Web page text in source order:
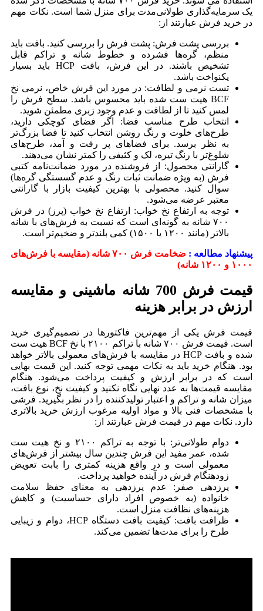
یک سرمایه‌گذاری طولانی‌مدت برای منزل شما است. نکات مهم
در خرید فرش عبارتند از:
بررسی پشت فرش: پشت فرش را بررسی کنید. بافت باید
منظم، گره‌ها فشرده و خطوط شانه و تراکم قابل
تشخیص باشند. در این فرش، بافت HCP باید بسیار
یکنواخت باشد.
تست نرمی و لطافت: در مورد این فرش خاص، نرمی نخ
BCF هیت ست شده باید محسوس باشد. سطح فرش را
لمس کنید تا از لطافت و عدم وجود زبری مطمئن شوید.
انتخاب طرح مناسب فضا: اگر فضای کوچکی دارید،
طرح‌های خلوت و رنگ روشن انتخاب کنید تا فضا بزرگ‌تر
به نظر برسد. برای فضاهای پر رفت و آمد، طرح‌های
شلوغ‌تر با رنگ تیره، لک و کثیفی را کمتر نشان می‌دهند.
گارانتی محصول: از فروشنده در مورد ضمانت‌نامه کتبی
فرش (به ویژه ضمانت ثبات رنگ و عدم گسستگی گره‌ها)
سوال کنید. محصولی با بهترین کیفیت بازار با گارانتی
معتبر عرضه می‌شود.
توجه به ارتفاع نخ خواب: ارتفاع نخ خواب (پرز) در فرش
۷۰۰ شانه به گونه‌ای است که نسبت به فرش‌های با شانه
بالاتر (مانند ۱۲۰۰ یا ۱۵۰۰) کمی بلندتر و ضخیم‌تر است.
پیشنهاد مطالعه :
ضخامت فرش ۷۰۰ شانه (مقایسه با فرش‌های
۱۰۰۰ و ۱۲۰۰ شانه)
قیمت فرش 700 شانه ماشینی و مقایسه
ارزش در برابر هزینه
قیمت فرش یکی از مهم‌ترین فاکتورها در تصمیم‌گیری خرید
است. قیمت فرش ۷۰۰ شانه با تراکم ۲۱۰۰ با نخ BCF هیت ست
شده و بافت HCP در مقایسه با فرش‌های معمولی بالاتر خواهد
بود. هنگام خرید باید به نکات مهمی توجه کنید. این قیمت بهایی
است که در برابر ارزش و کیفیت پرداخت می‌شود. هنگام
مقایسه قیمت‌ها به عدد نهایی نگاه نکنید و کیفیت نخ، نوع بافت،
میزان شانه و تراکم و اعتبار تولیدکننده را در نظر بگیرید. فرشی
با مشخصات فنی بالا و مواد اولیه مرغوب ارزش خرید بالاتری
دارد. نکات مهم در قیمت فرش عبارتند از:
دوام طولانی‌تر: با توجه به تراکم ۲۱۰۰ و نخ هیت ست
شده، عمر مفید این فرش چندین سال بیشتر از فرش‌های
معمولی است و در واقع هزینه کمتری را بابت تعویض
زودهنگام فرش در آینده خواهید پرداخت.
پرزدهی صفر: عدم پرزدهی به معنای حفظ سلامت
خانواده (به خصوص افراد دارای حساسیت) و کاهش
هزینه‌های نظافت منزل است.
ظرافت بافت: کیفیت بافت دستگاه HCP، دوام و زیبایی
طرح را برای مدت‌ها تضمین می‌کند.